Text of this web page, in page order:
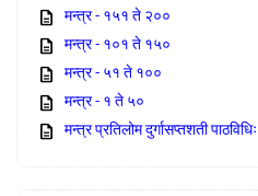
मन्त्र - १५१ ते २००
मन्त्र - १०१ ते १५०
मन्त्र - ५१ ते १००
मन्त्र - १ ते ५०
मन्त्र प्रतिलोम दुर्गासप्तशती पाठविधिः